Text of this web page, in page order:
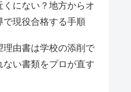
くにない？地方からオ
で現役合格する手順
理由書は学校の添削で
ない書類をプロが直す